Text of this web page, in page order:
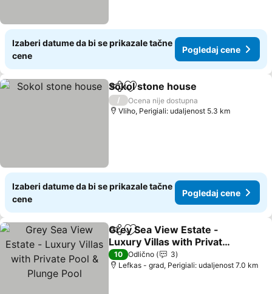
Izaberi datume da bi se prikazale tačne
cene
Pogledaj cene
Deli Dodati u favorite
Sokol stone house
/
Ocena nije dostupna
Vliho, Perigiali: udaljenost 5.3 km
Izaberi datume da bi se prikazale tačne
cene
Pogledaj cene
Deli Dodati u favorite
Grey Sea View Estate -
Luxury Villas with Private
Pool & Plunge Pool
10 Odlično
3
Lefkas - grad, Perigiali: udaljenost 7.0 km